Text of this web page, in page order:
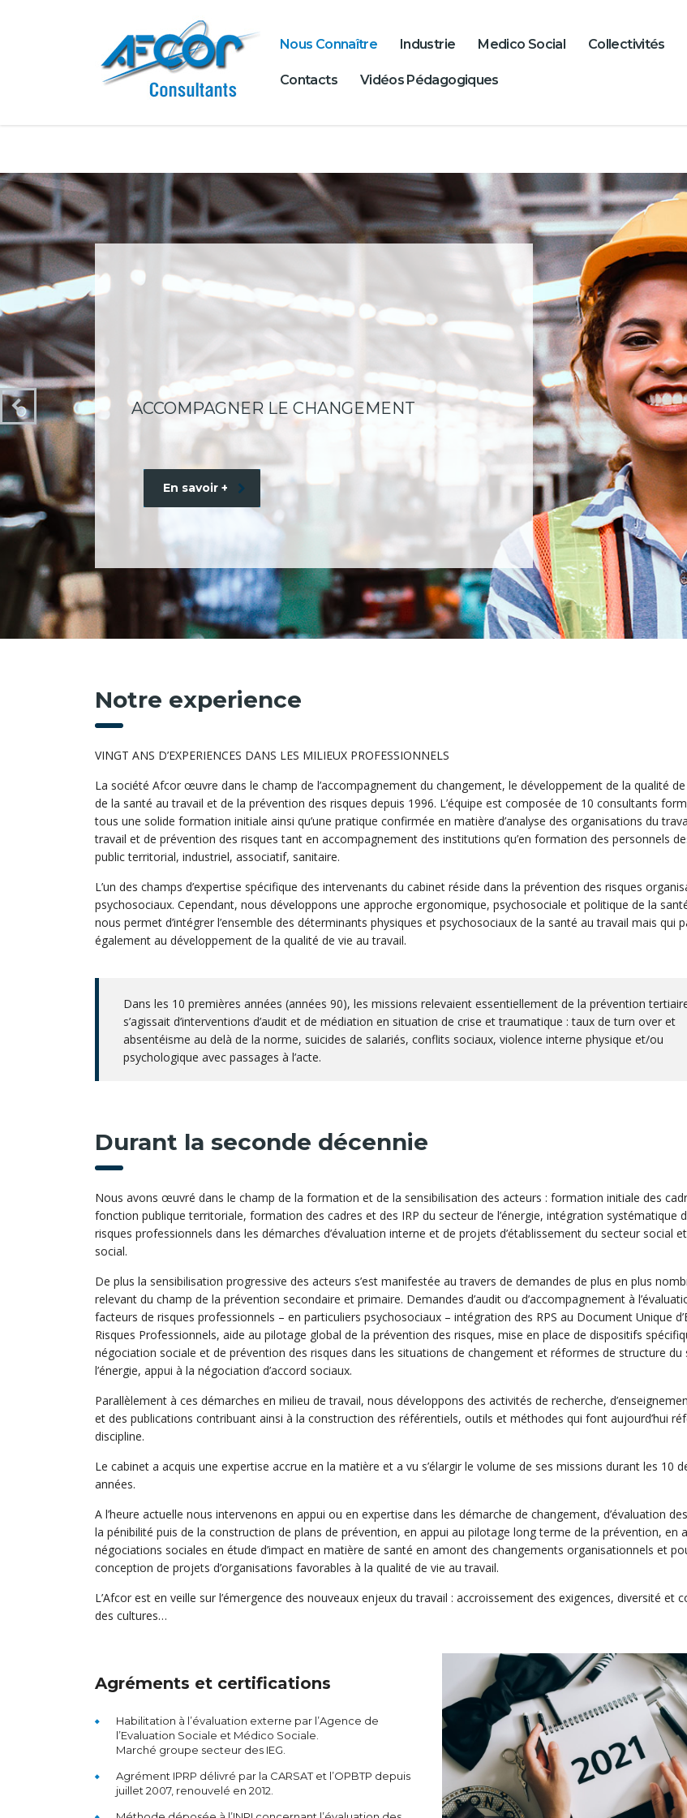
Nous Connaître Industrie Medico Social Collectivités
Contacts Vidéos Pédagogiques
ACCOMPAGNER LE CHANGEMENT
En savoir +
Notre experience
VINGT ANS D’EXPERIENCES DANS LES MILIEUX PROFESSIONNELS
La société Afcor œuvre dans le champ de l’accompagnement du changement, le développement de la qualité
de la santé au travail et de la prévention des risques depuis 1996. L’équipe est composée de 10 consultants
tous une solide formation initiale ainsi qu’une pratique confirmée en matière d’analyse des organisations du
travail et de prévention des risques tant en accompagnement des institutions qu’en formation des personnels
public territorial, industriel, associatif, sanitaire.
L’un des champs d’expertise spécifique des intervenants du cabinet réside dans la prévention des risques
psychosociaux. Cependant, nous développons une approche ergonomique, psychosociale et politique de la
nous permet d’intégrer l’ensemble des déterminants physiques et psychosociaux de la santé au travail mais qui
également au développement de la qualité de vie au travail.
Dans les 10 premières années (années 90), les missions relevaient essentiellement de la prévention
s’agissait d’interventions d’audit et de médiation en situation de crise et traumatique : taux de turn over et
absentéisme au delà de la norme, suicides de salariés, conflits sociaux, violence interne physique et/ou
psychologique avec passages à l’acte.
Durant la seconde décennie
Nous avons œuvré dans le champ de la formation et de la sensibilisation des acteurs : formation initiale des
fonction publique territoriale, formation des cadres et des IRP du secteur de l’énergie, intégration systématique
risques professionnels dans les démarches d’évaluation interne et de projets d’établissement du secteur social
social.
De plus la sensibilisation progressive des acteurs s’est manifestée au travers de demandes de plus en plus
relevant du champ de la prévention secondaire et primaire. Demandes d’audit ou d’accompagnement à
facteurs de risques professionnels – en particuliers psychosociaux – intégration des RPS au Document Unique
Risques Professionnels, aide au pilotage global de la prévention des risques, mise en place de dispositifs
négociation sociale et de prévention des risques dans les situations de changement et réformes de structure du
l’énergie, appui à la négociation d’accord sociaux.
Parallèlement à ces démarches en milieu de travail, nous développons des activités de recherche,
et des publications contribuant ainsi à la construction des référentiels, outils et méthodes qui font aujourd’hui
discipline.
Le cabinet a acquis une expertise accrue en la matière et a vu s’élargir le volume de ses missions durant les 10
années.
A l’heure actuelle nous intervenons en appui ou en expertise dans les démarche de changement, d’évaluation
la pénibilité puis de la construction de plans de prévention, en appui au pilotage long terme de la prévention, en
négociations sociales en étude d’impact en matière de santé en amont des changements organisationnels et
conception de projets d’organisations favorables à la qualité de vie au travail.
L’Afcor est en veille sur l’émergence des nouveaux enjeux du travail : accroissement des exigences, diversité et
des cultures…
Agréments et certifications
Habilitation à l’évaluation externe par l’Agence de
l’Evaluation Sociale et Médico Sociale.
Marché groupe secteur des IEG.
Agrément IPRP délivré par la CARSAT et l’OPBTP depuis
juillet 2007, renouvelé en 2012.